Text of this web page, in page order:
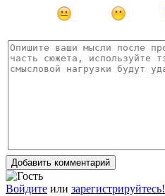
Добавить комментарий
Войдите или зарегистрируйтесь!